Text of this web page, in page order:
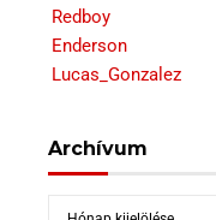
Redboy
Enderson
Lucas_Gonzalez
Archívum
Archívum